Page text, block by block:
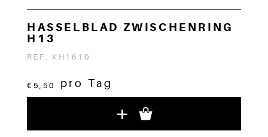
HASSELBLAD ZWISCHENRING
H13
REF: KH1610
€5,50 pro Tag
+